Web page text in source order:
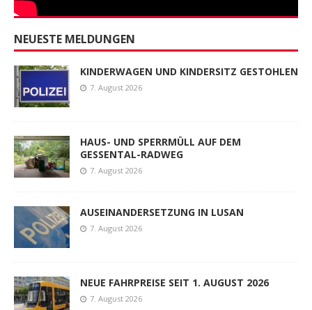
NEUESTE MELDUNGEN
KINDERWAGEN UND KINDERSITZ GESTOHLEN
7. August 2026
HAUS- UND SPERRMÜLL AUF DEM
GESSENTAL-RADWEG
7. August 2026
AUSEINANDERSETZUNG IN LUSAN
7. August 2026
NEUE FAHRPREISE SEIT 1. AUGUST 2026
7. August 2026